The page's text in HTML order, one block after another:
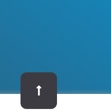
RETOUR EN HAUT